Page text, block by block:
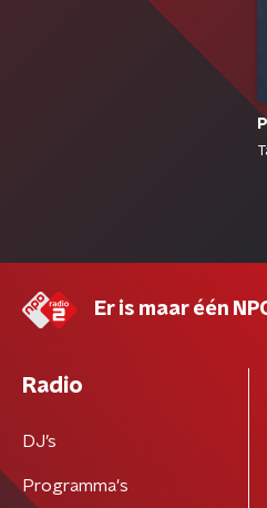
Er is maar één
Radio
DJ’s
Programma's